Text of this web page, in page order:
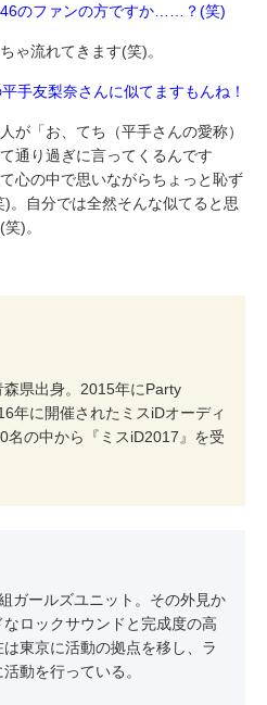
のファンの方ですか……？(笑)
ゃ流れてきます(笑)。
友梨奈さんに似てますもんね！
が「お、てち（平手さんの愛称）
通り過ぎに言ってくるんです
心の中で思いながらちょっと恥ず
。自分では全然そんな似てると思
)。
県出身。2015年にParty
年に開催されたミスiDオーディ
名の中から『ミスiD2017』を受
ガールズユニット。その外見か
ロックサウンドと完成度の高
東京に活動の拠点を移し、ラ
動を行っている。